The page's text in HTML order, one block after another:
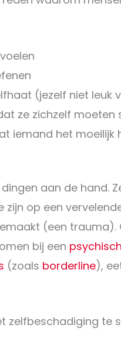
(jezelf niet leuk
ze zichzelf moeten
iemand het moeilijk
aan de hand.
zijn op een
(een trauma).
bij een
(zoals borderline),
zelfbeschadiging te